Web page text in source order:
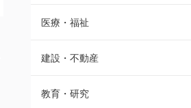
医療・福祉
建設・不動産
教育・研究